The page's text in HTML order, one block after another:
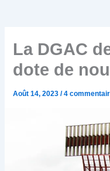
La DGAC
dote de
Août 14, 2023/4